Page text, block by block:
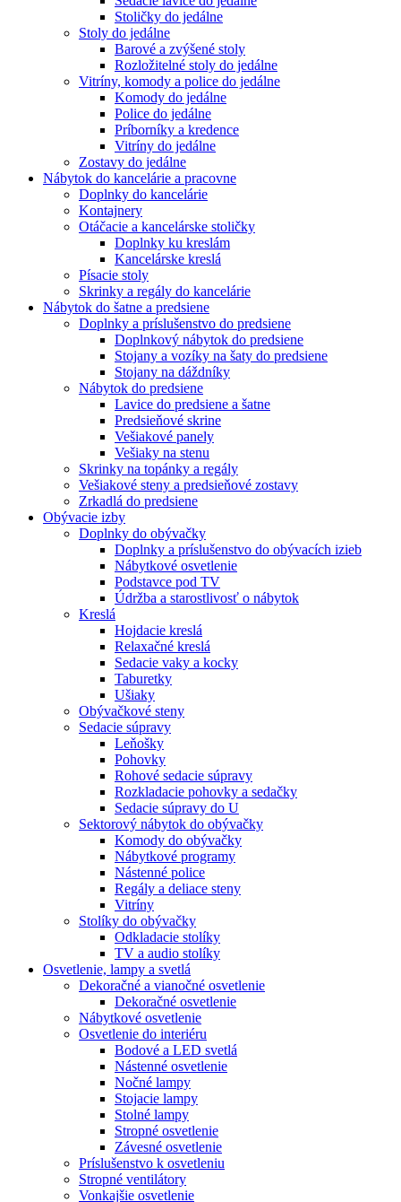
Stoličky do jedálne
Stoly do jedálne
Barové a zvýšené stoly
Rozložitelné stoly do jedálne
Vitríny, komody a police do jedálne
Komody do jedálne
Police do jedálne
Príborníky a kredence
Vitríny do jedálne
Zostavy do jedálne
Nábytok do kancelárie a pracovne
Doplnky do kancelárie
Kontajnery
Otáčacie a kancelárske stoličky
Doplnky ku kreslám
Kancelárske kreslá
Písacie stoly
Skrinky a regály do kancelárie
Nábytok do šatne a predsiene
Doplnky a príslušenstvo do predsiene
Doplnkový nábytok do predsiene
Stojany a vozíky na šaty do predsiene
Stojany na dáždníky
Nábytok do predsiene
Lavice do predsiene a šatne
Predsieňové skrine
Vešiakové panely
Vešiaky na stenu
Skrinky na topánky a regály
Vešiakové steny a predsieňové zostavy
Zrkadlá do predsiene
Obývacie izby
Doplnky do obývačky
Doplnky a príslušenstvo do obývacích izieb
Nábytkové osvetlenie
Podstavce pod TV
Údržba a starostlivosť o nábytok
Kreslá
Hojdacie kreslá
Relaxačné kreslá
Sedacie vaky a kocky
Taburetky
Ušiaky
Obývačkové steny
Sedacie súpravy
Leňošky
Pohovky
Rohové sedacie súpravy
Rozkladacie pohovky a sedačky
Sedacie súpravy do U
Sektorový nábytok do obývačky
Komody do obývačky
Nábytkové programy
Nástenné police
Regály a deliace steny
Vitríny
Stolíky do obývačky
Odkladacie stolíky
TV a audio stolíky
Osvetlenie, lampy a svetlá
Dekoračné a vianočné osvetlenie
Dekoračné osvetlenie
Nábytkové osvetlenie
Osvetlenie do interiéru
Bodové a LED svetlá
Nástenné osvetlenie
Nočné lampy
Stojacie lampy
Stolné lampy
Stropné osvetlenie
Závesné osvetlenie
Príslušenstvo k osvetleniu
Stropné ventilátory
Vonkajšie osvetlenie